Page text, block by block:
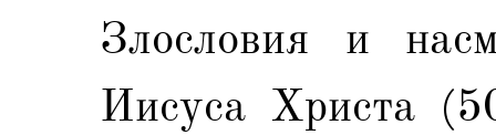
Злословия и
Иисуса Христа